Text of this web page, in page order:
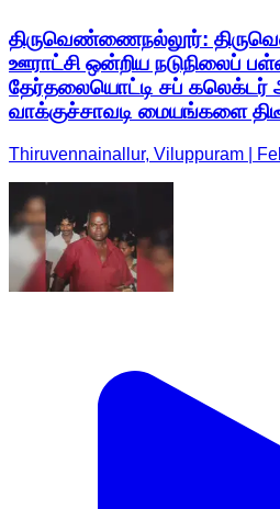
திருவெண்ணைநல்லூர்:
ஊராட்சி ஒன்றிய நடுநிலைப்
தேர்தலையொட்டி சப் கலெக்டர்
வாக்குச்சாவடி மையங்களை
Thiruvennainallur, Viluppuram |